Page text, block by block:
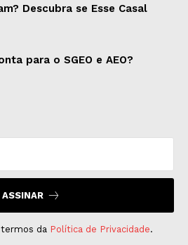
Descubra se Esse Casal
para o SGEO e AEO?
ASSINAR
da Política de Privacidade.